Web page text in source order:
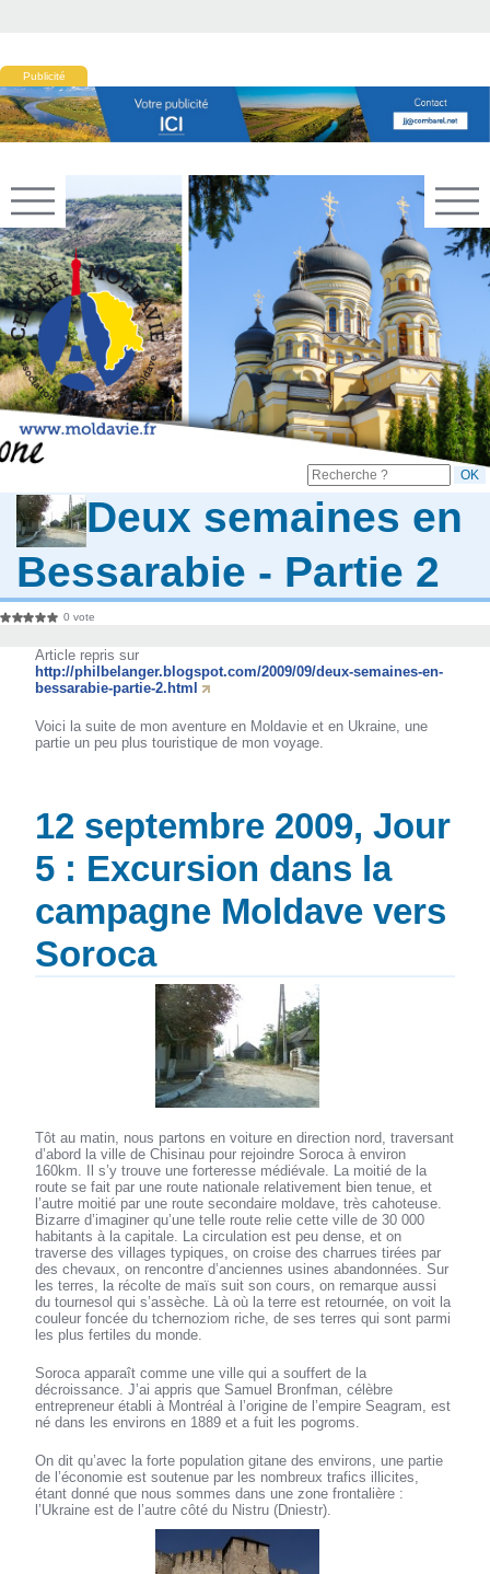
Publicité
Deux semaines en
Bessarabie - Partie 2
0 vote
Article repris sur
http://philbelanger.blogspot.com/2009/09/deux-semaines-en-
bessarabie-partie-2.html
Voici la suite de mon aventure en Moldavie et en Ukraine, une
partie un peu plus touristique de mon voyage.
12 septembre 2009, Jour
5 : Excursion dans la
campagne Moldave vers
Soroca
Tôt au matin, nous partons en voiture en direction nord, traversant
d’abord la ville de Chisinau pour rejoindre Soroca à environ
160km. Il s’y trouve une forteresse médiévale. La moitié de la
route se fait par une route nationale relativement bien tenue, et
l’autre moitié par une route secondaire moldave, très cahoteuse.
Bizarre d’imaginer qu’une telle route relie cette ville de 30 000
habitants à la capitale. La circulation est peu dense, et on
traverse des villages typiques, on croise des charrues tirées par
des chevaux, on rencontre d’anciennes usines abandonnées. Sur
les terres, la récolte de maïs suit son cours, on remarque aussi
du tournesol qui s’assèche. Là où la terre est retournée, on voit la
couleur foncée du tchernoziom riche, de ses terres qui sont parmi
les plus fertiles du monde.
Soroca apparaît comme une ville qui a souffert de la
décroissance. J’ai appris que Samuel Bronfman, célèbre
entrepreneur établi à Montréal à l’origine de l’empire Seagram, est
né dans les environs en 1889 et a fuit les pogroms.
On dit qu’avec la forte population gitane des environs, une partie
de l’économie est soutenue par les nombreux trafics illicites,
étant donné que nous sommes dans une zone frontalière :
l’Ukraine est de l’autre côté du Nistru (Dniestr).